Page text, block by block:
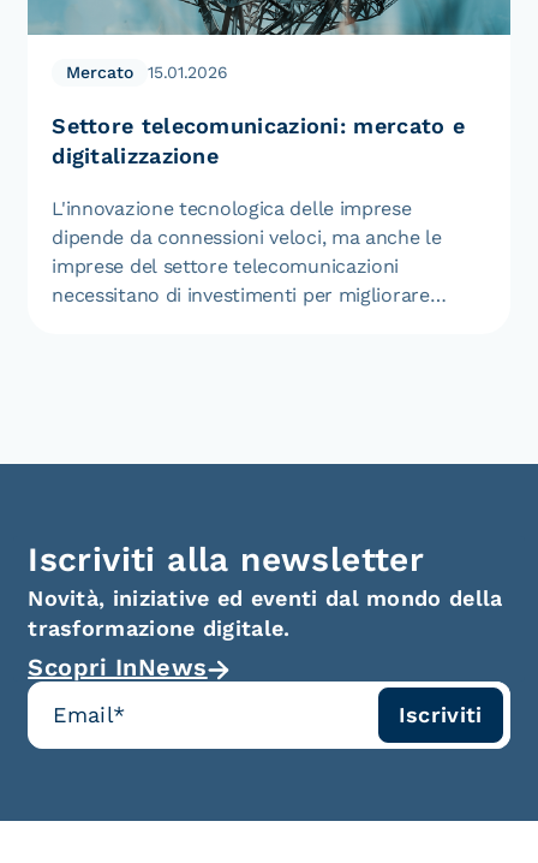
Mercato 15.01.2026
Settore telecomunicazioni: mercato e
digitalizzazione
L'innovazione tecnologica delle imprese
dipende da connessioni veloci, ma anche le
imprese del settore telecomunicazioni
necessitano di investimenti per migliorare
Iscriviti alla newsletter
Novità, iniziative ed eventi dal mondo della
trasformazione digitale.
Scopri InNews